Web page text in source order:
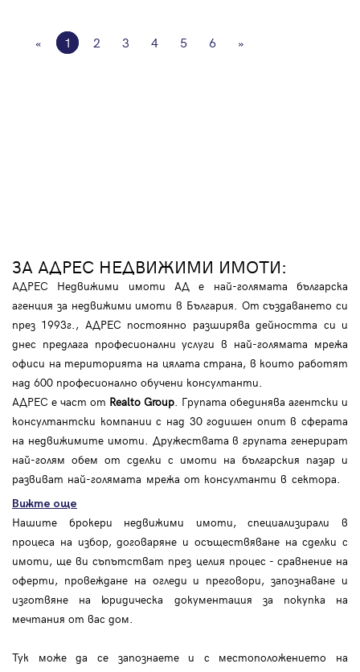
« 1 2 3 4 5 6 »
ЗА АДРЕС НЕДВИЖИМИ ИМОТИ:
АДРЕС Недвижими имоти АД е най-голямата българска
агенция за недвижими имоти в България. От създаването си
през 1993г., АДРЕС постоянно разширява дейността си и
днес предлага професионални услуги в най-голямата мрежа
офиси на територията на цялата страна, в които работят
над 600 професионално обучени консултанти.
АДРЕС е част от Realto Group. Групата обединява агентски и
консултантски компании с над 30 годишен опит в сферата
на недвижимите имоти. Дружествата в групата генерират
най-голям обем от сделки с имоти на българския пазар и
развиват най-голямата мрежа от консултанти в сектора.
Вижте още
Нашите брокери недвижими имоти, специализирали в
процеса на избор, договаряне и осъществяване на сделки с
имоти, ще ви съпътстват през целия процес - сравнение на
оферти, провеждане на огледи и преговори, запознаване и
изготвяне на юридическа документация за покупка на
мечтания от вас дом.
Тук може да се запознаете и с местоположението на